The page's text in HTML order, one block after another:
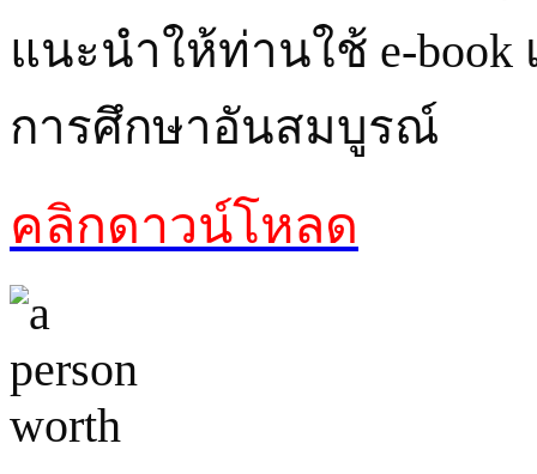
แนะนำให้ท่านใช้ e-
การศึกษาอันสมบูรณ์
คลิกดาวน์โหลด